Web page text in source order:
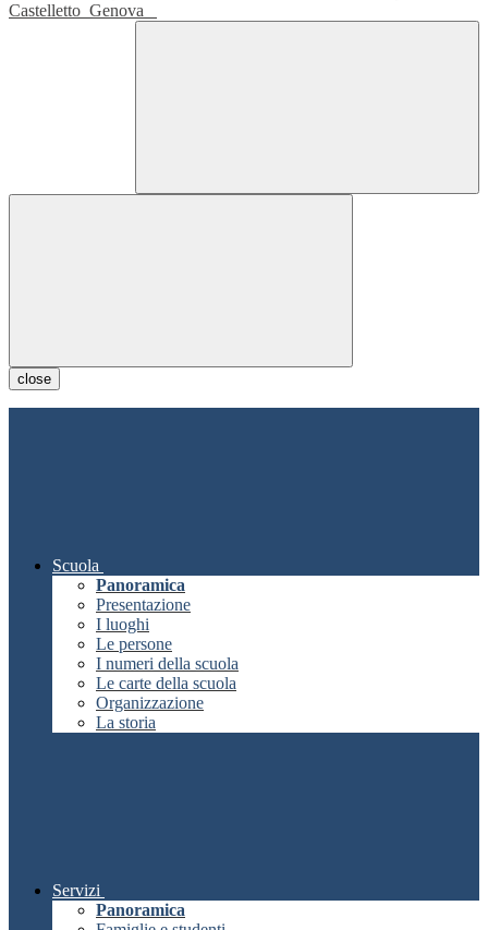
Castelletto Genova
close
Scuola
Panoramica
Presentazione
I luoghi
Le persone
I numeri della scuola
Le carte della scuola
Organizzazione
La storia
Servizi
Panoramica